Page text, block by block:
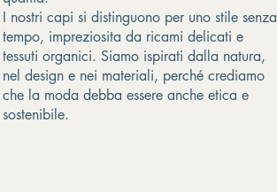
I nostri capi si distinguono per uno stile senza
tempo, impreziosita da ricami delicati e
tessuti organici. Siamo ispirati dalla natura,
nel design e nei materiali, perché crediamo
che la moda debba essere anche etica e
sostenibile.